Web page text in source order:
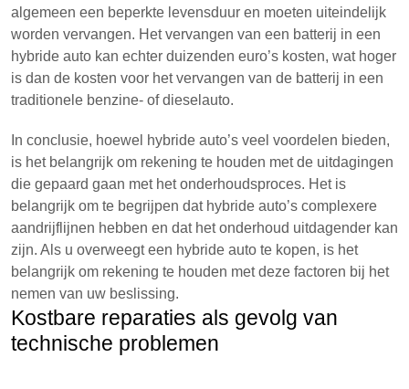
algemeen een beperkte levensduur en moeten uiteindelijk
worden vervangen. Het vervangen van een batterij in een
hybride auto kan echter duizenden euro’s kosten, wat hoger
is dan de kosten voor het vervangen van de batterij in een
traditionele benzine- of dieselauto.
In conclusie, hoewel hybride auto’s veel voordelen bieden,
is het belangrijk om rekening te houden met de uitdagingen
die gepaard gaan met het onderhoudsproces. Het is
belangrijk om te begrijpen dat hybride auto’s complexere
aandrijflijnen hebben en dat het onderhoud uitdagender kan
zijn. Als u overweegt een hybride auto te kopen, is het
belangrijk om rekening te houden met deze factoren bij het
nemen van uw beslissing.
Kostbare reparaties als gevolg van
technische problemen